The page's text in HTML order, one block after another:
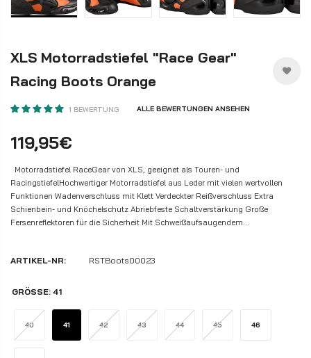
XLS Motorradstiefel "Race Gear"
Racing Boots Orange
1 BEWERTUNG ALLE BEWERTUNGEN ANSEHEN
119,95€
Motorradstiefel RaceGear von XLS, geeignet als Touren- und
RacingstiefelHochwertiger Motorradstiefel aus Leder mit vielen wertvollen
Funktionen Wadenverschluss mit Klett Verdeckter Reißverschluss Extra
Schienbein- und Knöchelschutz Abriebfeste Schaltverstärkung Große
Fersenreflektoren für die Sicherheit Mit Schweißaufsaugendem...
ARTIKEL-NR: RSTBoots00023
GRÖSSE: 41
40 41 42 43 44 45 46